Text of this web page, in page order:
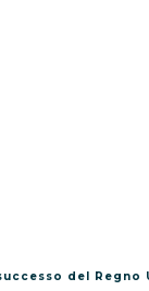
del Regno